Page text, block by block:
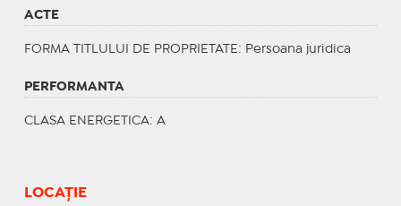
ACTE
FORMA TITLULUI DE PROPRIETATE : Persoana juridica
PERFORMANTA
CLASA ENERGETICA: A
LOCAȚIE